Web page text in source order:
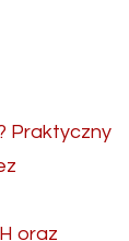
Praktyczny
oraz